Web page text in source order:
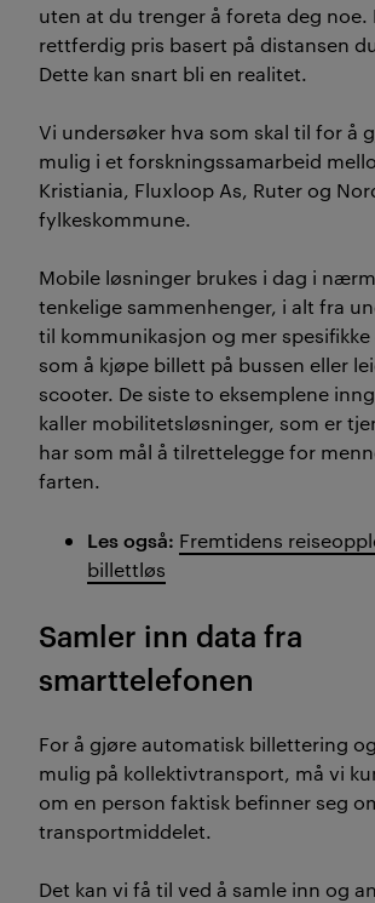
uten at du trenger å foreta deg noe.
rettferdig pris basert på distansen
Dette kan snart bli en realitet.
Vi undersøker hva som skal til for å
mulig i et forskningssamarbeid
Kristiania, Fluxloop As, Ruter og
fylkeskommune.
Mobile løsninger brukes i dag i
tenkelige sammenhenger, i alt fra
til kommunikasjon og mer
som å kjøpe billett på bussen eller
scooter. De siste to eksemplene
kaller mobilitetsløsninger, som er
har som mål å tilrettelegge for
farten.
Les også: Fremtidens
billettløs
Samler inn data fra
smarttelefonen
For å gjøre automatisk billettering
mulig på kollektivtransport, må vi
om en person faktisk befinner seg
transportmiddelet.
Det kan vi få til ved å samle inn og